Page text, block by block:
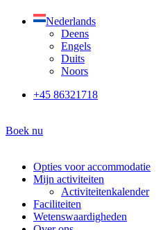
Nederlands
Deens
Engels
Duits
Noors
+45 86321718
Boek nu
Opties voor accommodatie
Mijn activiteiten
Activiteitenkalender
Faciliteiten
Wetenswaardigheden